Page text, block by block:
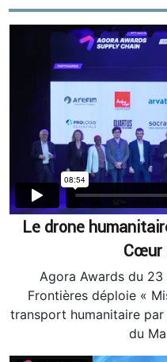
Le drone
Cœur
Agora Awards du
Frontières déploie «
transport humanitaire
du